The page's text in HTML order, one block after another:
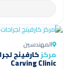
المهندسين
مركزكارفينج
Carving Clinic